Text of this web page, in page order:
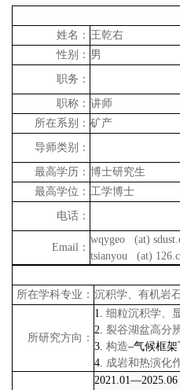
姓名： 王乾右
性别： 男
职务：
职称： 讲师
所在系别： 矿产
导师类别：
最高学历： 博士研究生
最高学位： 工学博士
电话：
Email ：
wqygeo (at)
tsianyou (at)
所在学科专业： 沉积学、有机岩
所研究方向：
1. 细粒沉积学、
2. 裂谷湖盆高分
3. 构造–气候框架
4. 成岩和热演化
2021.01—2025.06